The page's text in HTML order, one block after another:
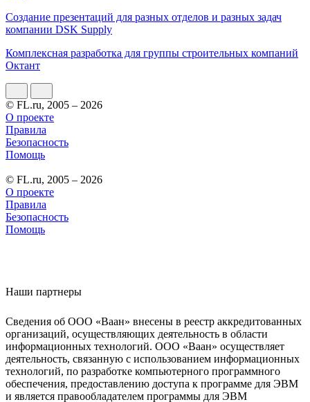
Создание презентаций для разных отделов и разных задач
компании DSK Supply
Комплексная разработка для группы строительных компаний
Октант
© FL.ru, 2005 – 2026
О проекте
Правила
Безопасность
Помощь
© FL.ru, 2005 – 2026
О проекте
Правила
Безопасность
Помощь
Наши партнеры
Сведения об ООО «Ваан» внесены в реестр аккредитованных
организаций, осуществляющих деятельность в области
информационных технологий. ООО «Ваан» осуществляет
деятельность, связанную с использованием информационных
технологий, по разработке компьютерного программного
обеспечения, предоставлению доступа к программе для ЭВМ
и является правообладателем программы для ЭВМ